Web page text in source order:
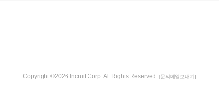
Copyright ©2026 Incruit Corp. All Rights Reserved. [문의메일보내기]